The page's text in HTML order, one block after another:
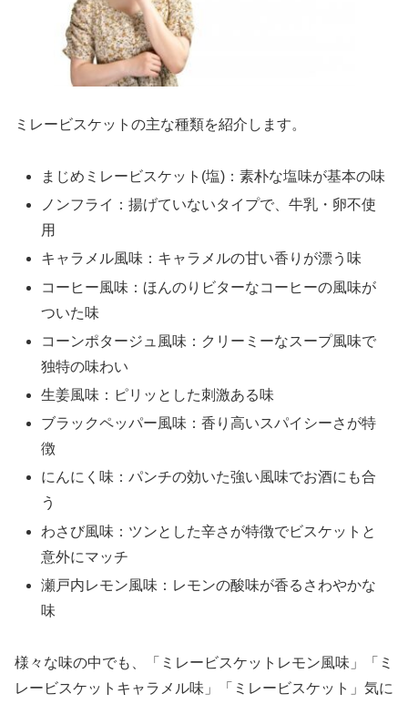
ミレービスケットの主な種類を紹介します。
まじめミレービスケット(塩)：素朴な塩味が基本の味
ノンフライ：揚げていないタイプで、牛乳・卵不使
用
キャラメル風味：キャラメルの甘い香りが漂う味
コーヒー風味：ほんのりビターなコーヒーの風味が
ついた味
コーンポタージュ風味：クリーミーなスープ風味で
独特の味わい
生姜風味：ピリッとした刺激ある味
ブラックペッパー風味：香り高いスパイシーさが特
徴
にんにく味：パンチの効いた強い風味でお酒にも合
う
わさび風味：ツンとした辛さが特徴でビスケットと
意外にマッチ
瀬戸内レモン風味：レモンの酸味が香るさわやかな
味
様々な味の中でも、「ミレービスケットレモン風味」「ミ
レービスケットキャラメル味」「ミレービスケット」気に